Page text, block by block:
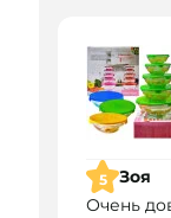
5
Зоя
Очень